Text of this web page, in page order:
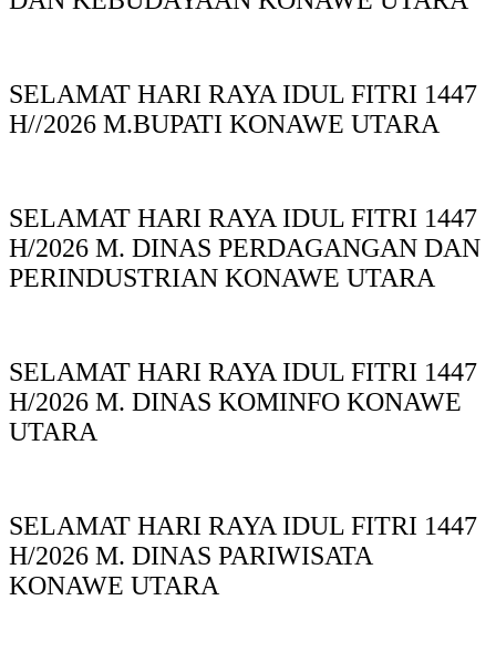
SELAMAT HARI RAYA IDUL FITRI 1447
H//2026 M.BUPATI KONAWE UTARA
SELAMAT HARI RAYA IDUL FITRI 1447
H/2026 M. DINAS PERDAGANGAN DAN
PERINDUSTRIAN KONAWE UTARA
SELAMAT HARI RAYA IDUL FITRI 1447
H/2026 M. DINAS KOMINFO KONAWE
UTARA
SELAMAT HARI RAYA IDUL FITRI 1447
H/2026 M. DINAS PARIWISATA
KONAWE UTARA